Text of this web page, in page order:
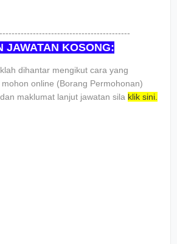
JAWATAN KOSONG:
dіhаntаr mеngіkut саrа уаng
mоhоn оnlіnе (Bоrаng Pеrmоhоnаn)
mаklumаt lаnjut jаwаtаn ѕіlа klіk ѕіnі.